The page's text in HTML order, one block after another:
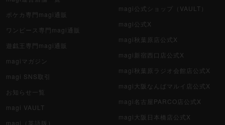
ポケカ専門magi通販
ワンピース専門magi通販
遊戯王専門magi通販
magiマガジン
magi SNS取引
お知らせ一覧
magi VAULT
magi（英語版）
magi公式ショップ（VAULT）
magi公式X
magi秋葉原店公式X
magi新宿西口店公式X
magi秋葉原ラジオ会館店公式X
magi大阪なんばマルイ店公式X
magi名古屋PARCO店公式X
magi大阪日本橋店公式X